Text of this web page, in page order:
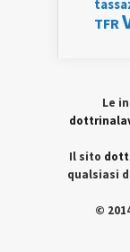
TFR
Le
Il sito
qualsiasi
©